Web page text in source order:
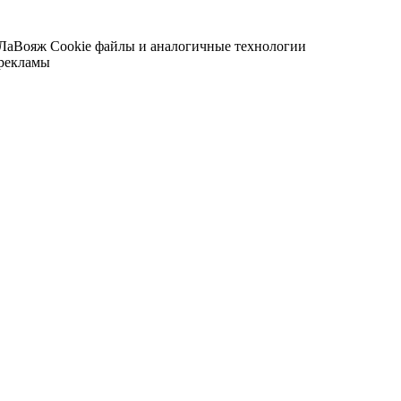
Cookie файлы и аналогичные технологии